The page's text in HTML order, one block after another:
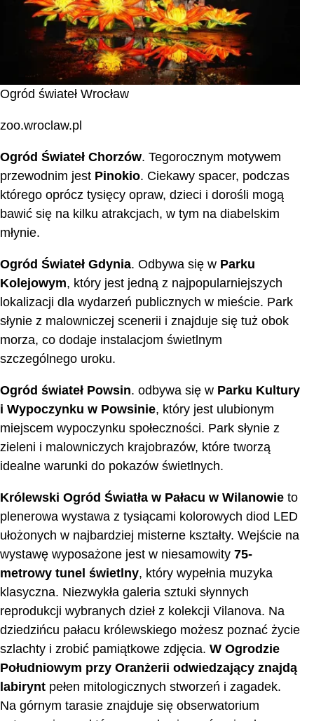
Ogród świateł Wrocław
zoo.wroclaw.pl
Ogród Świateł Chorzów. Tegorocznym motywem
przewodnim jest Pinokio. Ciekawy spacer, podczas
którego oprócz tysięcy opraw, dzieci i dorośli mogą
bawić się na kilku atrakcjach, w tym na diabelskim
młynie.
Ogród Świateł Gdynia. Odbywa się w Parku
Kolejowym, który jest jedną z najpopularniejszych
lokalizacji dla wydarzeń publicznych w mieście. Park
słynie z malowniczej scenerii i znajduje się tuż obok
morza, co dodaje instalacjom świetlnym
szczególnego uroku.
Ogród świateł Powsin. odbywa się w Parku Kultury
i Wypoczynku w Powsinie, który jest ulubionym
miejscem wypoczynku społeczności. Park słynie z
zieleni i malowniczych krajobrazów, które tworzą
idealne warunki do pokazów świetlnych.
Królewski Ogród Światła w Pałacu w Wilanowie to
plenerowa wystawa z tysiącami kolorowych diod LED
ułożonych w najbardziej misterne kształty. Wejście na
wystawę wyposażone jest w niesamowity 75-
metrowy tunel świetlny, który wypełnia muzyka
klasyczna. Niezwykła galeria sztuki słynnych
reprodukcji wybranych dzieł z kolekcji Vilanova. Na
dziedzińcu pałacu królewskiego możesz poznać życie
szlachty i zrobić pamiątkowe zdjęcia. W Ogrodzie
Południowym przy Oranżerii odwiedzający znajdą
labirynt pełen mitologicznych stworzeń i zagadek.
Na górnym tarasie znajduje się obserwatorium